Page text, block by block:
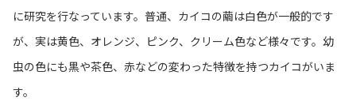
に研究を行なっています。普通、カイコの繭は白色が一般的です
が、実は黄色、オレンジ、ピンク、クリーム色など様々です。幼
虫の色にも黒や茶色、赤などの変わった特徴を持つカイコがいま
す。